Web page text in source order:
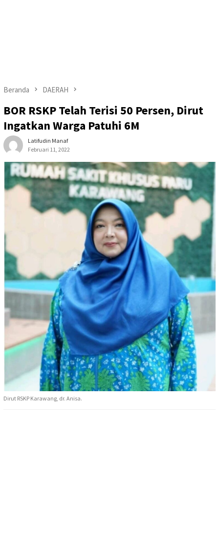
Beranda DAERAH
BOR RSKP Telah Terisi 50 Persen, Dirut
Ingatkan Warga Patuhi 6M
Latifudin Manaf
Februari 11, 2022
Dirut RSKP Karawang, dr. Anisa.